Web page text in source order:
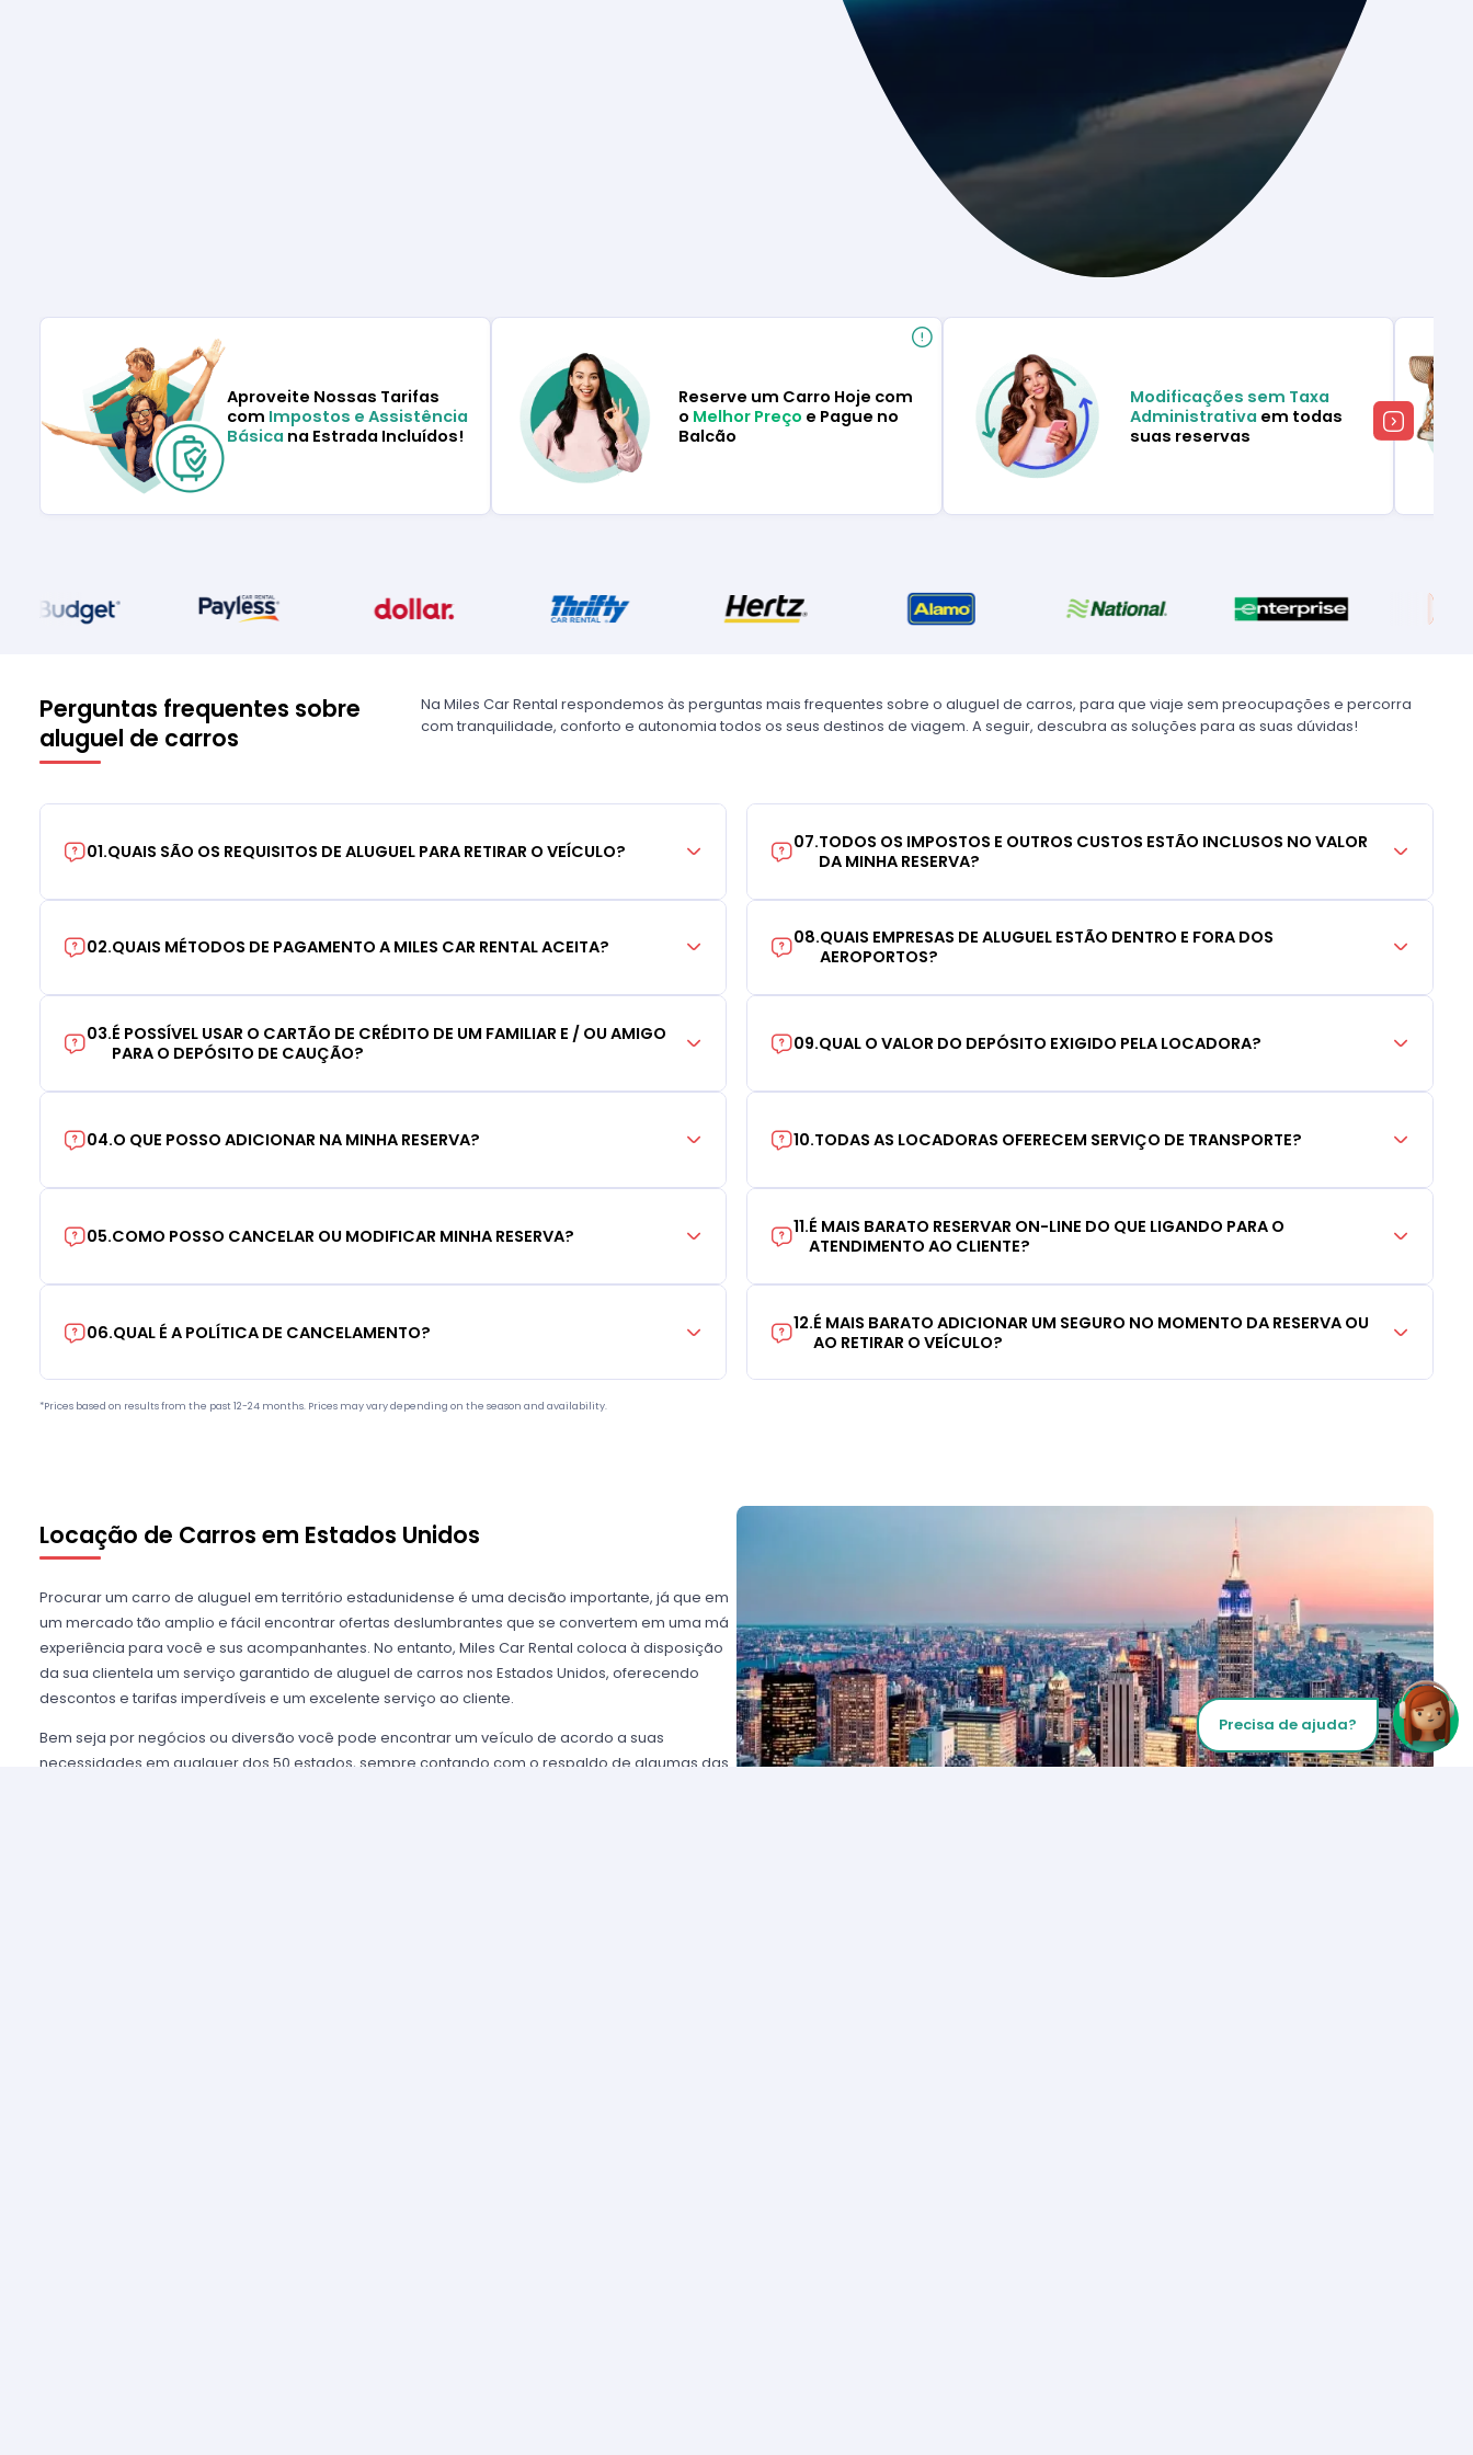
Aproveite Nossas Tarifas
com Impostos e Assistência
Básica na Estrada Incluídos!
Reserve um Carro Hoje com
o Melhor Preço e Pague no
Balcão
Modificações sem Taxa
Administrativa em todas
suas reservas
Perguntas frequentes sobre
aluguel de carros
Na Miles Car Rental respondemos às perguntas mais frequentes sobre o aluguel de carros, para que viaje sem preocupações e percorra
com tranquilidade, conforto e autonomia todos os seus destinos de viagem. A seguir, descubra as soluções para as suas dúvidas!
01.QUAIS SÃO OS REQUISITOS DE ALUGUEL PARA RETIRAR O VEÍCULO?
02.QUAIS MÉTODOS DE PAGAMENTO A MILES CAR RENTAL ACEITA?
03.É POSSÍVEL USAR O CARTÃO DE CRÉDITO DE UM FAMILIAR E / OU AMIGO
PARA O DEPÓSITO DE CAUÇÃO?
04.O QUE POSSO ADICIONAR NA MINHA RESERVA?
05.COMO POSSO CANCELAR OU MODIFICAR MINHA RESERVA?
06.QUAL É A POLÍTICA DE CANCELAMENTO?
07.TODOS OS IMPOSTOS E OUTROS CUSTOS ESTÃO INCLUSOS NO VALOR
DA MINHA RESERVA?
08.QUAIS EMPRESAS DE ALUGUEL ESTÃO DENTRO E FORA DOS
AEROPORTOS?
09.QUAL O VALOR DO DEPÓSITO EXIGIDO PELA LOCADORA?
10.TODAS AS LOCADORAS OFERECEM SERVIÇO DE TRANSPORTE?
11.É MAIS BARATO RESERVAR ON-LINE DO QUE LIGANDO PARA O
ATENDIMENTO AO CLIENTE?
12.É MAIS BARATO ADICIONAR UM SEGURO NO MOMENTO DA RESERVA OU
AO RETIRAR O VEÍCULO?
*Prices based on results from the past 12-24 months. Prices may vary depending on the season and availability.
Locação de Carros em Estados Unidos
Procurar um carro de aluguel em território estadunidense é uma decisão importante, já que em
um mercado tão amplio e fácil encontrar ofertas deslumbrantes que se convertem em uma má
experiência para você e sus acompanhantes. No entanto, Miles Car Rental coloca à disposição
da sua clientela um serviço garantido de aluguel de carros nos Estados Unidos, oferecendo
descontos e tarifas imperdíveis e um excelente serviço ao cliente.
Bem seja por negócios ou diversão você pode encontrar um veículo de acordo a suas
necessidades em qualquer dos 50 estados, sempre contando com o respaldo de algumas das
Precisa de ajuda?